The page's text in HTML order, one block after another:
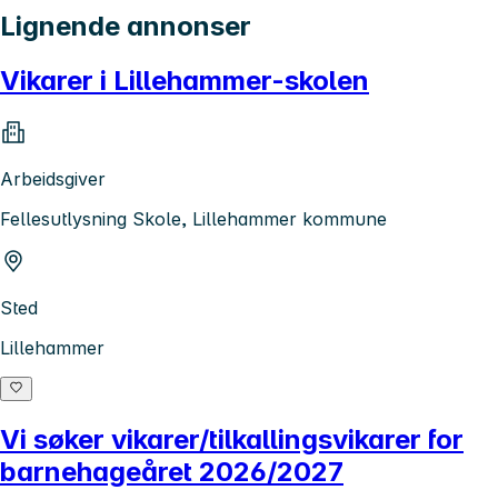
Lignende annonser
Vikarer i Lillehammer-skolen
Arbeidsgiver
Fellesutlysning Skole, Lillehammer kommune
Sted
Lillehammer
Vi søker vikarer/tilkallingsvikarer for
barnehageåret 2026/2027